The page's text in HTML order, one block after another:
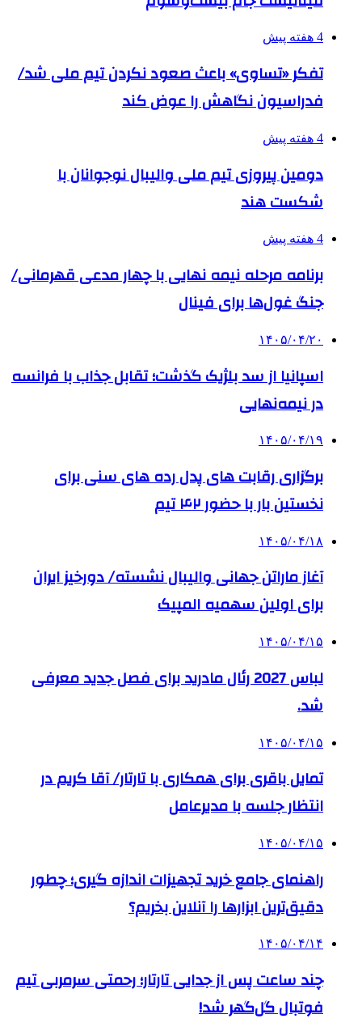
4 هفته پیش
تفکر «تساوی» باعث صعود نکردن تیم ملی شد/
فدراسیون نگاهش را عوض کند
4 هفته پیش
دومین پیروزی تیم ملی والیبال نوجوانان با
شکست هند
4 هفته پیش
برنامه مرحله نیمه نهایی با چهار مدعی قهرمانی/
جنگ غول‌ها برای فینال
۱۴۰۵/۰۴/۲۰
اسپانیا از سد بلژیک گذشت؛ تقابل جذاب با فرانسه
در نیمه‌نهایی
۱۴۰۵/۰۴/۱۹
برگزاری رقابت های پدل رده های سنی برای
نخستین بار با حضور ۴۲ تیم
۱۴۰۵/۰۴/۱۸
آغاز ماراتن جهانی والیبال نشسته/ دورخیز ایران
برای اولین سهمیه المپیک
۱۴۰۵/۰۴/۱۵
لباس 2027 رئال مادرید برای فصل جدید معرفی
شد.
۱۴۰۵/۰۴/۱۵
تمایل باقری برای همکاری با تارتار/ آقا کریم در
انتظار جلسه با مدیرعامل
۱۴۰۵/۰۴/۱۵
راهنمای جامع خرید تجهیزات اندازه گیری؛ چطور
دقیق‌ترین ابزارها را آنلاین بخریم؟
۱۴۰۵/۰۴/۱۴
چند ساعت پس از جدایی تارتار؛ رحمتی سرمربی تیم
فوتبال گل‌گهر شد!